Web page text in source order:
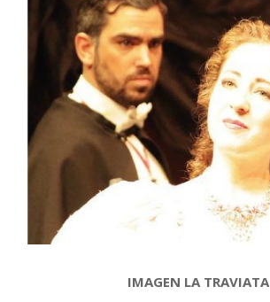
IMAGEN LA TRAVIATA